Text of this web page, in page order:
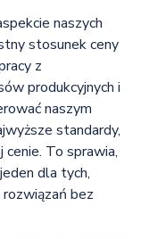
naszych
stosunek ceny
z
produkcyjnych i
naszym
standardy,
To sprawia,
dla tych,
bez